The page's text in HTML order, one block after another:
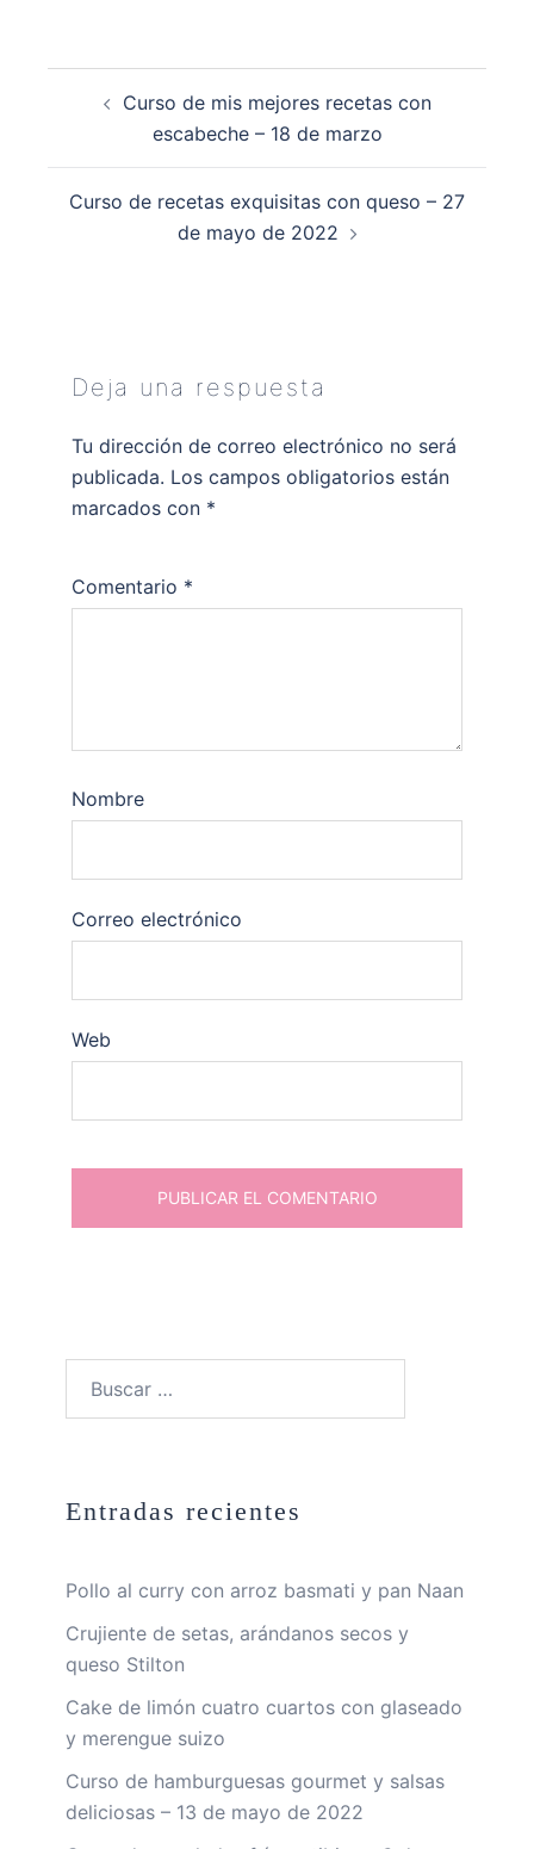
Curso de mis mejores recetas con
escabeche – 18 de marzo
Curso de recetas exquisitas con queso – 27
de mayo de 2022
Deja una respuesta
Tu dirección de correo electrónico no será
publicada. Los campos obligatorios están
marcados con *
Comentario *
Nombre
Correo electrónico
Web
Entradas recientes
Pollo al curry con arroz basmati y pan Naan
Crujiente de setas, arándanos secos y
queso Stilton
Cake de limón cuatro cuartos con glaseado
y merengue suizo
Curso de hamburguesas gourmet y salsas
deliciosas – 13 de mayo de 2022